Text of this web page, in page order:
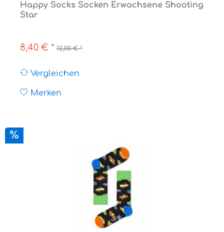
Happy Socks Socken Erwachsene Shooting
Star
8,40 € * 12,00 € *
Vergleichen
Merken